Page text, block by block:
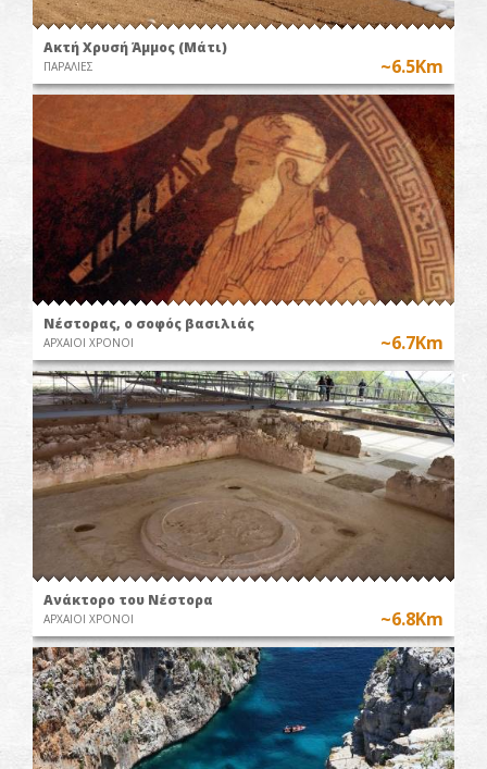
Ακτή Χρυσή Άμμος (Μάτι)
ΠΑΡΑΛΙΕΣ ~6.5Km
Νέστορας, ο σοφός βασιλιάς
ΑΡΧΑΙΟΙ ΧΡΟΝΟΙ ~6.7Km
Ανάκτορο του Νέστορα
ΑΡΧΑΙΟΙ ΧΡΟΝΟΙ ~6.8Km